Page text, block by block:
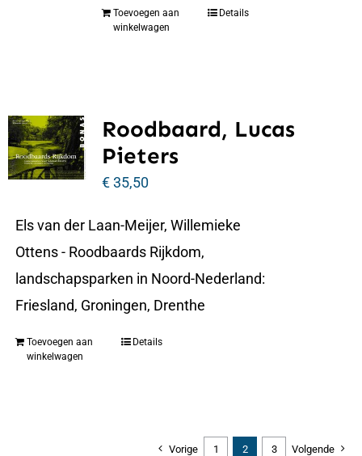
Toevoegen aan
winkelwagen
Details
Roodbaard, Lucas
Pieters
€35,50
Els van der Laan-Meijer, Willemieke
Ottens - Roodbaards Rijkdom,
landschapsparken in Noord-Nederland:
Friesland, Groningen, Drenthe
Toevoegen aan
winkelwagen
Details
Vorige 1 2 3 Volgende